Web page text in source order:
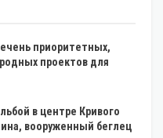
приоритетных,
проектов для
в центре Кривого
вооруженный беглец